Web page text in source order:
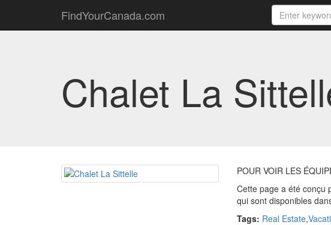
FindYourCanada.com
Chalet La
POUR VOIR LES
Cette page a été conçu
qui sont disponibles
Tags: Real Estate,